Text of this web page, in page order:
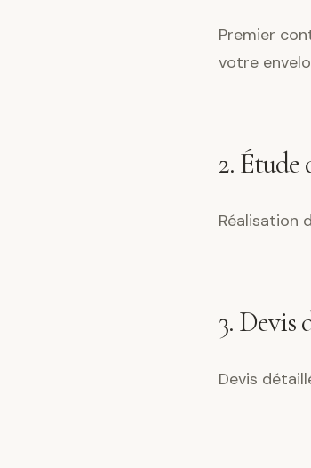
Premier
votre
2.
Réalisation
3. Devis
Devis